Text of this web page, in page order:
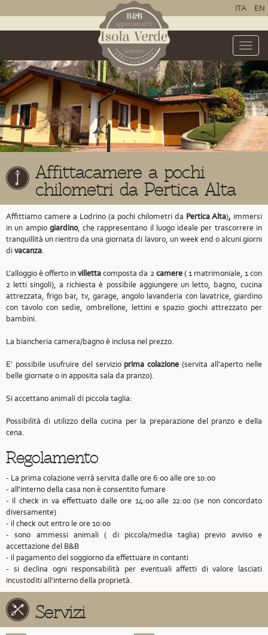
ITA EN
Toggle
Affittacamere a pochi
chilometri da Pertica Alta
Affittiamo camere a Lodrino (a pochi chilometri da Pertica Alta), immersi
in un ampio giardino, che rappresentano il luogo ideale per trascorrere in
tranquillità un rientro da una giornata di lavoro, un week end o alcuni giorni
divacanza.
L'alloggio è offerto invillettacomposta da 2camere( 1 matrimoniale, 1 con
2 letti singoli), a richiesta è possibile aggiungere un letto, bagno, cucina
attrezzata, frigo bar, tv, garage, angolo lavanderia con lavatrice, giardino
con tavolo con sedie, ombrellone, lettini e spazio giochi attrezzato per
bambini.
La biancheria camera/bagno è inclusa nel prezzo.
E' possibile usufruire del servizio prima colazione (servita all'aperto nelle
belle giornate o in apposita sala da pranzo).
Si accettano animali di piccola taglia:
Possibilità di utilizzo della cucina per la preparazione del pranzo e della
cena.
Regolamento
- La prima colazione verrà servita dalle ore 6:00 alle ore 10:00
- all'interno della casa non è consentito fumare
- il check in va effettuato dalle ore 14:00 alle 22:00 (se non concordato
diversamente)
- il check out entro le ore 10:00
- sono ammessi animali ( di piccola/media taglia) previo avviso e
accettazione del B&B
- il pagamento del soggiorno da effettuare in contanti
- si declina ogni responsabilità per eventuali affetti di valore lasciati
incustoditi all'interno della proprietà.
Servizi